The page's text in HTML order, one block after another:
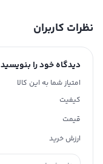
نظرات کاربران
دیدگاه خود را بنویسید
امتیاز شما به این کالا
کیفیت
قیمت
ارزش خرید